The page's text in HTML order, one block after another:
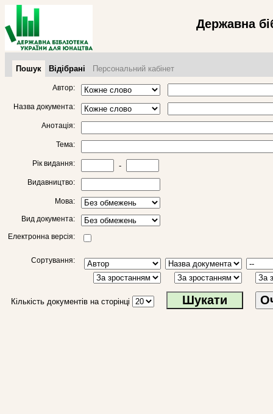
Державна
Пошук Відібрані Персональний кабінет
Автор:
Назва документа:
Анотація:
Тема:
Рік видання: -
Видавництво:
Мова:
Вид документа:
Електронна версія:
Сортування:
Кількість документів на сторінці